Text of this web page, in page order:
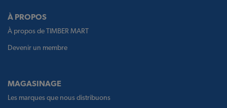
À PROPOS
À propos de TIMBER MART
Devenir un membre
MAGASINAGE
Les marques que nous distribuons